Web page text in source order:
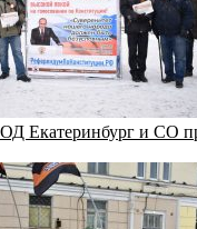
Екатеринбург и СО